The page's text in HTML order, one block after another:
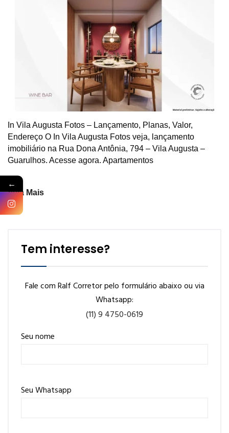
In Vila Augusta Fotos – Lançamento, Planas, Valor,
Endereço O In Vila Augusta Fotos veja, lançamento
imobiliário na Rua Dona Antônia, 794 – Vila Augusta –
Guarulhos. Acesse agora. Apartamentos
Veja Mais
Tem interesse?
Fale com Ralf Corretor pelo formulário abaixo ou via
Whatsapp:
(11) 9 4750-0619
Seu nome
Seu Whatsapp
←